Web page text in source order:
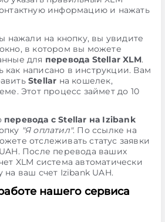
информацию и нажать
нажали на кнопку, вы увидите
в котором вы можете
для перевода Stellar XLM.
написано в инструкции. Вам
Stellar на кошелек,
Этот процесс займет до 10
перевода с Stellar на Izibank
"Я оплатил". По ссылке на
отслеживать статус заявки
После перевода ваших
XLM система автоматически
на ваш счет Izibank UAH.
нашего сервиса